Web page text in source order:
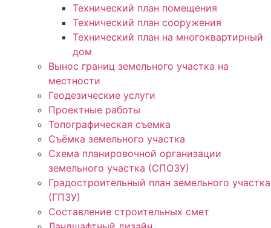
Технический план помещения
Технический план сооружения
Технический план на многоквартирный
дом
Вынос границ земельного участка на
местности
Геодезические услуги
Проектные работы
Топографическая съемка
Съёмка земельного участка
Схема планировочной организации
земельного участка (СПОЗУ)
Градостроительный план земельного участка
(ГПЗУ)
Составление строительных смет